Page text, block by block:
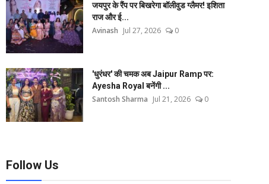
जयपुर के रैंप पर बिखरेगा बॉलीवुड ग्लैमर! इशिता
राज और ई...
Avinash Jul 27, 2026 0
'धुरंधर' की चमक अब Jaipur Ramp पर:
Ayesha Royal बनेंगी ...
Santosh Sharma Jul 21, 2026 0
Follow Us